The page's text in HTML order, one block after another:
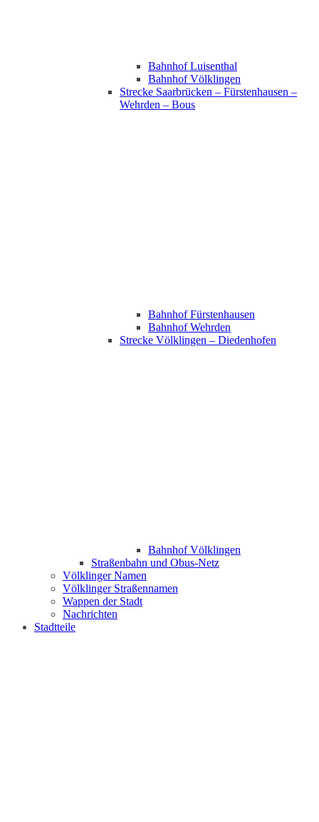
Bahnhof Luisenthal
Bahnhof Völklingen
Strecke Saarbrücken – Fürstenhausen –
Wehrden – Bous
Bahnhof Fürstenhausen
Bahnhof Wehrden
Strecke Völklingen – Diedenhofen
Bahnhof Völklingen
Straßenbahn und Obus-Netz
Völklinger Namen
Völklinger Straßennamen
Wappen der Stadt
Nachrichten
Stadtteile